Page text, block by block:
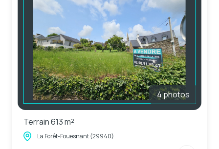
4 photos
Terrain 613 m²
La Forêt-Fouesnant (29940)